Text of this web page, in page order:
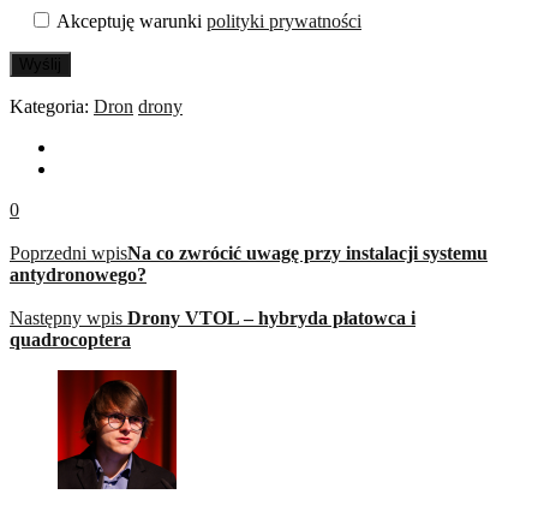
Akceptuję warunki polityki prywatności
Wyślij
Kategoria: Dron drony
0
Poprzedni wpisNa co zwrócić uwagę przy instalacji systemu
antydronowego?
Następny wpis Drony VTOL – hybryda płatowca i
quadrocoptera